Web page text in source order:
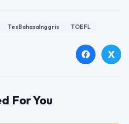
TesBahasaInggris TOEFL
facebook X
For You